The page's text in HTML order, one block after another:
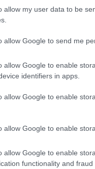
allow my user data to be
allow Google to send me
allow Google to enable
identifiers in apps.
allow Google to enable
allow Google to enable
allow Google to enable
functionality and
en ciclo combinado
una cifra de emisiones
puesto que
ejes de 2.
de una capacidad de
fila de asientos.
y, la
y el motor tiene una